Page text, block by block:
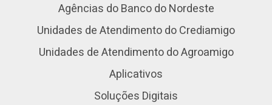
Agências do Banco do Nordeste
Unidades de Atendimento do Crediamigo
Unidades de Atendimento do Agroamigo
Aplicativos
Soluções Digitais